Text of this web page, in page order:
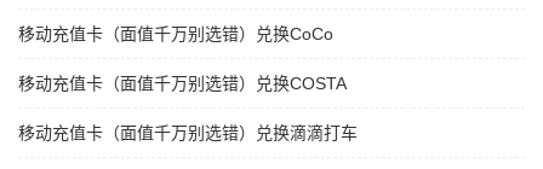
移动充值卡（面值千万别选错）兑换CoCo
移动充值卡（面值千万别选错）兑换COSTA
移动充值卡（面值千万别选错）兑换滴滴打车